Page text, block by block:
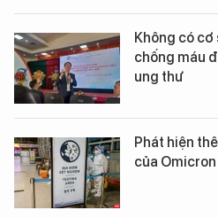
Không có
chống máu
ung thư
Phát hiện
của Omicron